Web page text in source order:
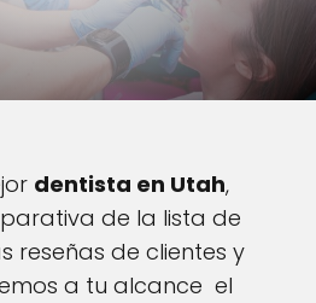
dentista en Utah,
de la lista de
reseñas de clientes y
a tu alcance el